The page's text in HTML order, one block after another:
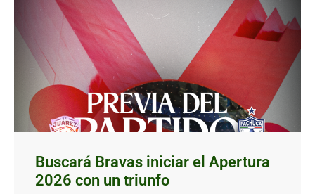
Buscará Bravas iniciar el Apertura
2026 con un triunfo